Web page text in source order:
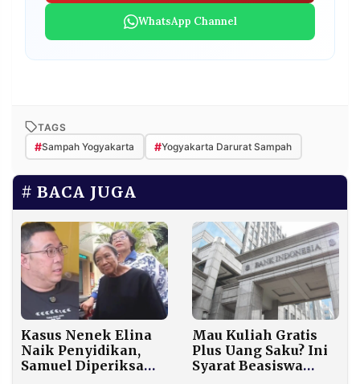
WhatsApp Channel
TAGS
#Sampah Yogyakarta #Yogyakarta Darurat Sampah
BACA JUGA
Kasus Nenek Elina
Naik Penyidikan,
Samuel Diperiksa
Mau Kuliah Gratis
Plus Uang Saku? Ini
Syarat Beasiswa